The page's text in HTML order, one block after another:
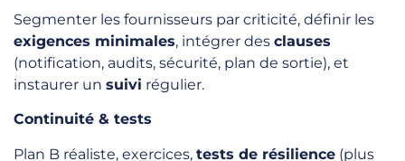
Segmenter les fournisseurs par criticité, définir les
exigences minimales, intégrer des clauses
(notification, audits, sécurité, plan de sortie), et
instaurer un suivi régulier.
Continuité & tests
Plan B réaliste, exercices, tests de résilience (plus